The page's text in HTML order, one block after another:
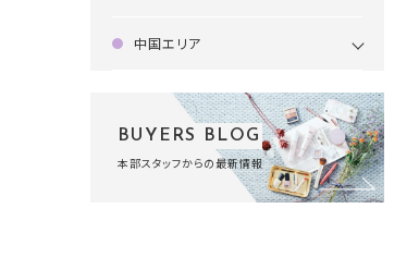
中国エリア
BUYERS BLOG
本部スタッフからの最新情報